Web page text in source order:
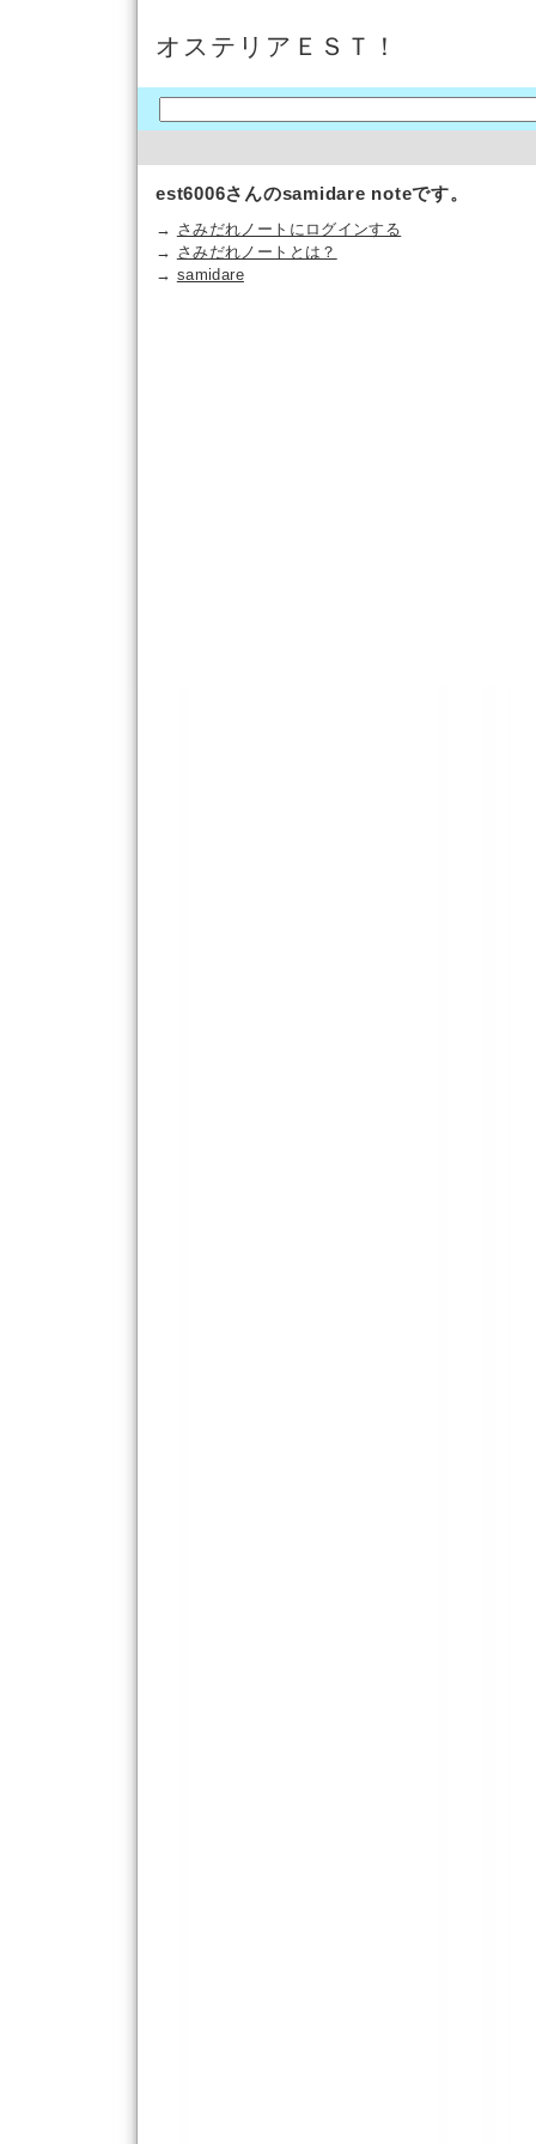
オステリアＥＳＴ！
est6006さんのsamidare noteです。
→ さみだれノートにログインする
→ さみだれノートとは？
→ samidare